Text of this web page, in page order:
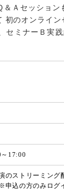
Ａセッショ
初のオンライ
ミナーＢ実
17:00
のストリーミング
込の方のみログ